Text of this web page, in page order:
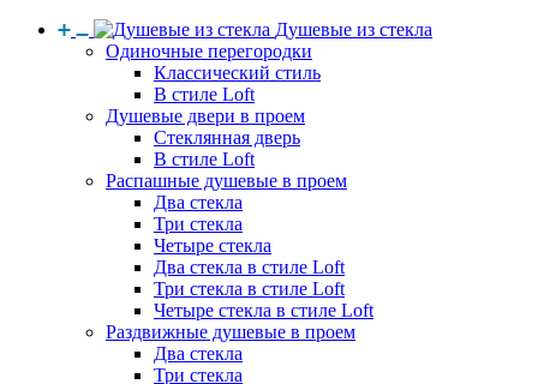
Душевые из стекла
Одиночные перегородки
Классический стиль
В стиле Loft
Душевые двери в проем
Стеклянная дверь
В стиле Loft
Распашные душевые в проем
Два стекла
Три стекла
Четыре стекла
Два стекла в стиле Loft
Три стекла в стиле Loft
Четыре стекла в стиле Loft
Раздвижные душевые в проем
Два стекла
Три стекла